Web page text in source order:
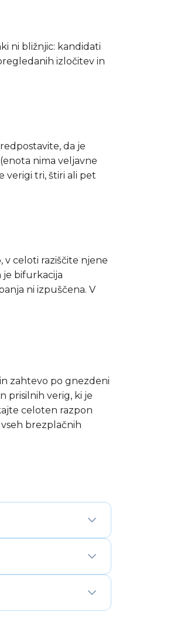
ni bližnjic: kandidati
izločitev in
da je
nima veljavne
verigi tri, štiri ali pet
celoti raziščite njene
je bifurkacija
ni izpuščena. V
zahtevo po gnezdeni
prisilnih verig, ki je
celoten razpon
brezplačnih
hipotez čez več
posledicam in
— ne za